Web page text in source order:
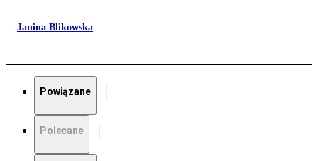
Janina Blikowska
Powiązane
Polecane